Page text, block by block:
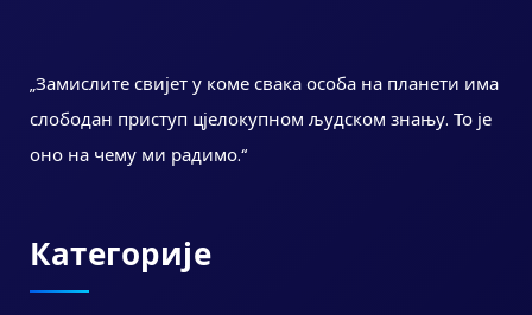
„Замислите свијет у коме свака особа на планети има
слободан приступ цјелокупном људском знању. То је
оно на чему ми радимо.“
Категорије